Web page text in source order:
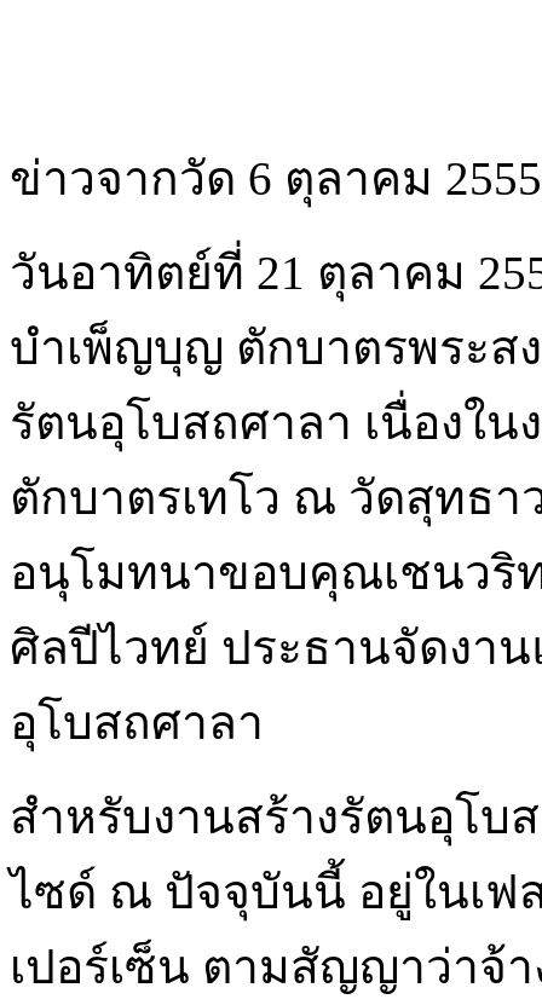
บำเพ็ญบุญ ตักบาตรพระส
รัตนอุโบสถศาลา เนื่องใ
ตักบาตรเทโว ณ วัดสุทธา
อนุโมทนาขอบคุณเชนวริ
ศิลปีไวทย์ ประธานจัดงา
อุโบสถศาลา
สำหรับงานสร้างรัตนอุโบ
ไซด์ ณ ปัจจุบันนี้ อยู่ในเฟ
เปอร์เซ็น ตามสัญญาว่าจ้
2555 ทำถึงมุงหลังคาเส
ติดประตู หน้าต่างทุกเรีย